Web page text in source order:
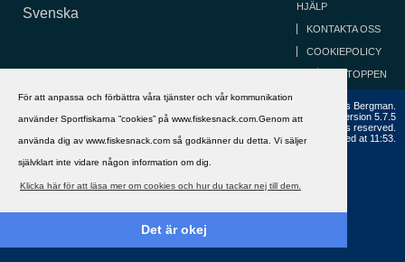
För att anpassa och förbättra våra tjänster och vår kommunikation
använder Sportfiskarna ”cookies” på www.fiskesnack.com.Genom att
använda dig av www.fiskesnack.com så godkänner du detta. Vi säljer
självklart inte vidare någon information om dig.
Klicka här för att läsa mer om cookies och hur du tackar nej till dem.
Det är okej
Svenska HJÄLP
KONTAKTA OSS
COOKIEPOLICY
GÅ TILL TOPPEN
Copyright ©2002 - 2021, FiskeSnack.com. Grundad 2002 av Anders Bergman.
Powered byvBulletin®
Version 5.7.5
Copyright © 2026 MH Sub I, LLC dba vBulletin. All rights reserved.
All times are GMT+1. This page was generated at 11:53.